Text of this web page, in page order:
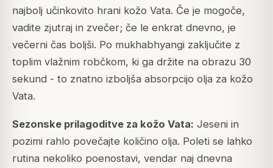
najbolj učinkovito hrani kožo Vata. Če je mogoče,
vadite zjutraj in zvečer; če le enkrat dnevno, je
večerni čas boljši. Po mukhabhyangi zaključite z
toplim vlažnim robčkom, ki ga držite na obrazu 30
sekund - to znatno izboljša absorpcijo olja za kožo
Vata.
Sezonske prilagoditve za kožo Vata: Jeseni in
pozimi rahlo povečajte količino olja. Poleti se lahko
rutina nekoliko poenostavi, vendar naj dnevna